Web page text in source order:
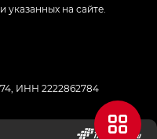
на сайте.
ИНН 2222862784